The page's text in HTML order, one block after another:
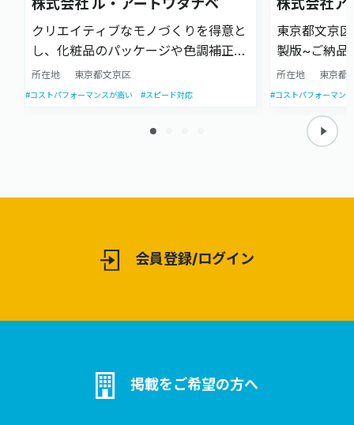
株式会社 ル・アートワタナベ
クリエイティブなモノづくりを得意と
し、化粧品のパッケージや色調補正を
伴う案件に強い企業です。企画立案か
らデザイン、製版、印刷加工までをワ
所在地 東京都文京区
#コストパフォーマンスが高い #スピード対応
株式会社ア
東京都文京
製版~ご納品
お任せいた
以来50年以
品を提供し
他、プレミ
所在地 東京都
#コストパフォーマン
会員登録/ログイン
掲載をご希望の方へ